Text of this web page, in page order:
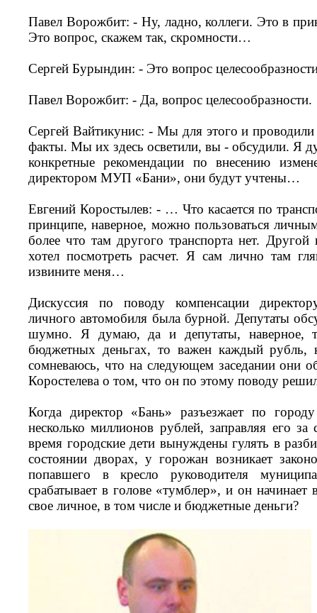
Павел Ворожбит: - Ну, ладно, коллеги. Это в
Это вопрос, скажем так, скромности…
Сергей Бурындин: - Это вопрос
Павел Ворожбит: - Да, вопрос целесообразности.
Сергей Вайтикунис: - Мы для этого и
факты. Мы их здесь осветили, вы - обсудили. Я
конкретные рекомендации по внесению
директором МУП «Бани», они будут учтены…
Евгений Коростылев: - … Что касается по
принципе, наверное, можно пользоваться
более что там другого транспорта нет.
хотел посмотреть расчет. Я сам лично там
извините меня…
Дискуссия по поводу компенсации
личного автомобиля была бурной. Депутаты
шумно. Я думаю, да и депутаты, наверное,
бюджетных деньгах, то важен каждый рубль,
сомневаюсь, что на следующем заседании они
Коростелева о том, что он по этому поводу
Когда директор «Бань» разъезжает по
несколько миллионов рублей, заправляя его
время городские дети вынуждены гулять в
состоянии дворах, у горожан возникает
попавшего в кресло руководителя
срабатывает в голове «тумблер», и он начинает
свое личное, в том числе и бюджетные деньги?